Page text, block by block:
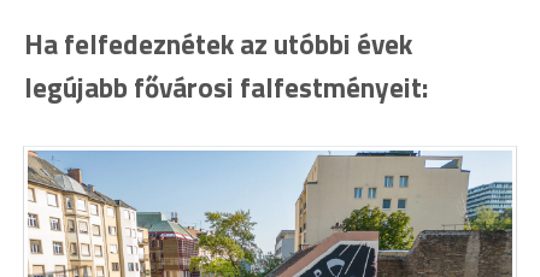
Ha felfedeznétek az utóbbi évek
legújabb fővárosi falfestményeit: